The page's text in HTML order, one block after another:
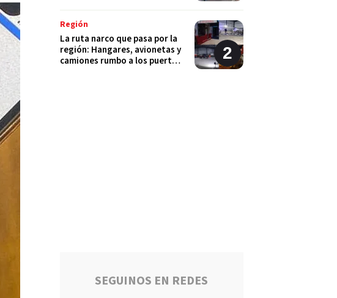
Región
La ruta narco que pasa por la
región: Hangares, avionetas y
camiones rumbo a los puertos
en Luis PalaciosSEGUINOS EN REDES